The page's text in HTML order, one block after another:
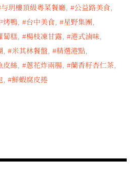
menu
与玥樓頂級粵菜餐廳, 公益路美食,
烤鴨, 台中美食, 星野集團,
蔔糕, 楊枝凍甘露, 港式滷味,
, 米其林餐盤, 精選港點,
皮絲, 蔥花炸兩腸, 蘭香籽杏仁茶,
, 鮮蝦腐皮捲